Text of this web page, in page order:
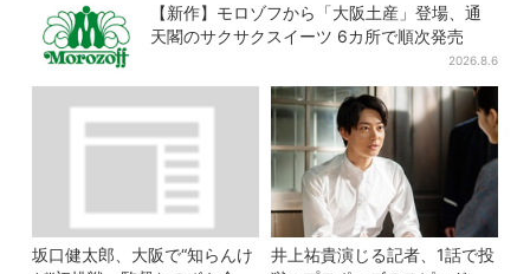
【新作】モロゾフから「大阪土産」登場、通
天閣のサクサクスイーツ 6カ所で順次発売
2026.8.6
坂口健太郎、大阪で“知らんけ
井上祐貴演じる記者、1話で投